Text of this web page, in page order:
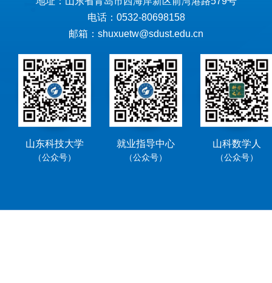
电话：0532-80698158
邮箱：shuxuetw@sdust.edu.cn
山东科技大学
（公众号）
就业指导中心
（公众号）
山科数学人
（公众号）